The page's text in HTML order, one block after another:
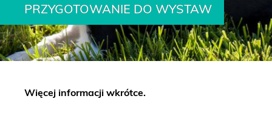
PRZYGOTOWANIE DO WYSTAW
Więcej informacji wkrótce.